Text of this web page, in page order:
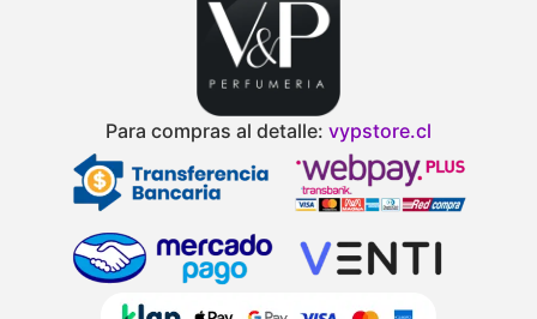
Para compras al detalle: vypstore.cl